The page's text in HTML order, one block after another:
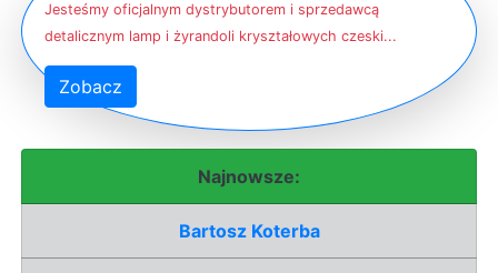
Jesteśmy oficjalnym dystrybutorem i sprzedawcą
detalicznym lamp i żyrandoli kryształowych czeski...
Zobacz
Najnowsze:
Bartosz Koterba